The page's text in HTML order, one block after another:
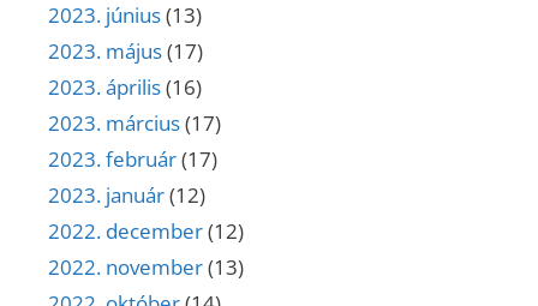
2023. június(13)
2023. május(17)
2023. április(16)
2023. március(17)
2023. február(17)
2023. január(12)
2022. december(12)
2022. november(13)